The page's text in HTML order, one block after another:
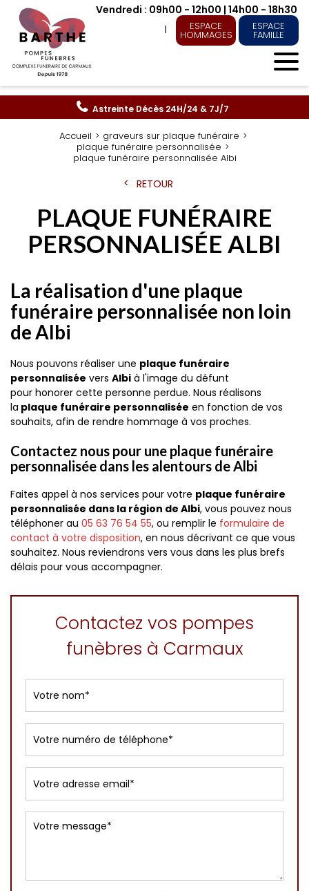
Vendredi : 09h00 - 12h00 | 14h00 - 18h30
Astreinte Décès 24H/24 & 7J/7
ESPACE
HOMMAGES
ESPACE
FAMILLE
Accueil
graveurs sur plaque funéraire
plaque funéraire personnalisée
plaque funéraire personnalisée Albi
RETOUR
PLAQUE FUNÉRAIRE
PERSONNALISÉE ALBI
La réalisation d'une plaque
funéraire personnalisée non loin
de Albi
Nous pouvons réaliser une plaque funéraire
personnalisée vers Albi à l'image du défunt
pour honorer cette personne perdue. Nous réalisons
la plaque funéraire personnalisée en fonction de vos
souhaits, afin de rendre hommage à vos proches.
Contactez nous pour une plaque funéraire
personnalisée dans les alentours de Albi
Faites appel à nos services pour votre plaque funéraire
personnalisée dans la région de Albi, vous pouvez nous
téléphoner au 05 63 76 54 55, ou remplir le formulaire de
contact à votre disposition, en nous décrivant ce que vous
souhaitez. Nous reviendrons vers vous dans les plus brefs
délais pour vous accompagner.
Contactez vos pompes
funèbres à Carmaux